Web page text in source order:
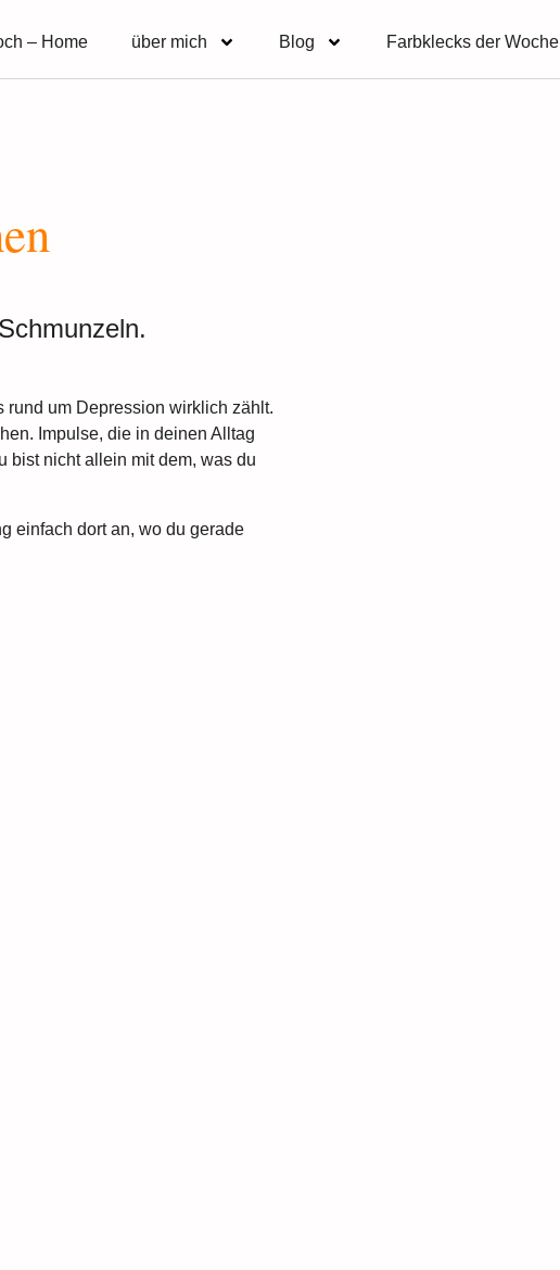
– Home über mich Blog Farbklecks der Woche
rund um Depression wirklich zählt.
Impulse, die in deinen Alltag
bist nicht allein mit dem, was du
einfach dort an, wo du gerade